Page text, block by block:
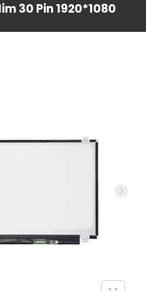
30 Pin 1920*1080